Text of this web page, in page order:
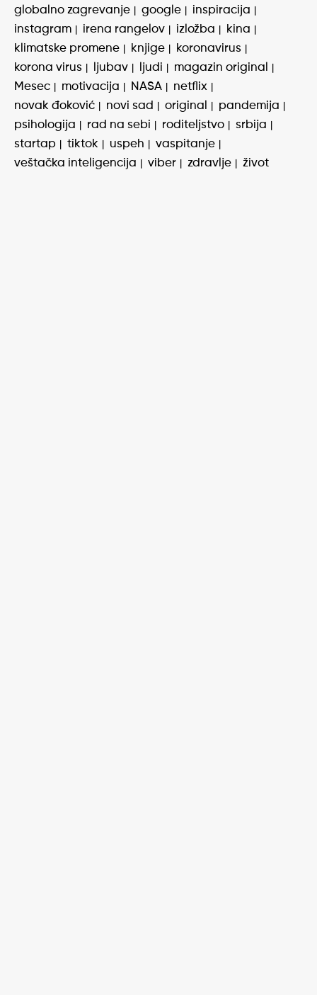
globalno zagrevanje
google
inspiracija
instagram
irena rangelov izložba
kina
klimatske promene
knjige
koronavirus
korona virus
ljubav ljudi
magazin original
Mesec
motivacija NASA
netflix
novak đoković
novi sad original
pandemija
psihologija
rad na sebi roditeljstvo
srbija
startap
tiktok uspeh
vaspitanje
veštačka inteligencija
viber zdravlje život